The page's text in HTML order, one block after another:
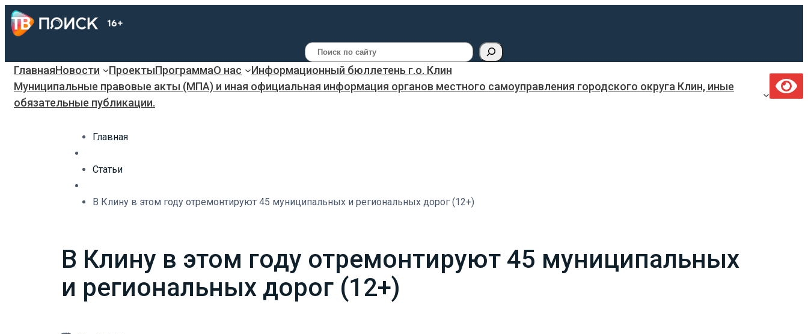
Поиск
ГлавнаяНовости ПроектыПрограммаО нас
Информационный бюллетень г.о. Клин
Муниципальные правовые акты (МПА) и иная официальная информация органов местного самоуправления городского округа Клин, иные
обязательные публикации.
Главная
Статьи
В Клину в этом году отремонтируют 45 муниципальных и региональных дорог (12+)
В Клину в этом году отремонтируют 45 муниципальных
и региональных дорог (12+)